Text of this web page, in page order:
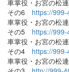
車掌役・お宮の松
その6 https://
車掌役・お宮の松
その5 https://
車掌役・お宮の松
その4 https://
車掌役・お宮の松